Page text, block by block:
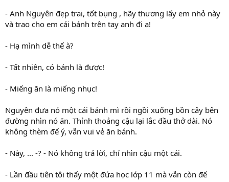
- Anh Nguyên đẹp trai, tốt bụng , hãy thương lấy em nhỏ này
và trao cho em cái bánh trên tay anh đi ạ!
- Hạ mình dễ thế à?
- Tất nhiên, có bánh là được!
- Miếng ăn là miếng nhục!
Nguyên đưa nó một cái bánh mì rồi ngồi xuống bồn cây bên
đường nhìn nó ăn. Thỉnh thoảng cậu lại lắc đầu thở dài. Nó
không thèm để ý, vẫn vui vẻ ăn bánh.
- Này, ... -? - Nó không trả lời, chỉ nhìn cậu một cái.
- Lần đầu tiên tôi thấy một đứa học lớp 11 mà vẫn còn để